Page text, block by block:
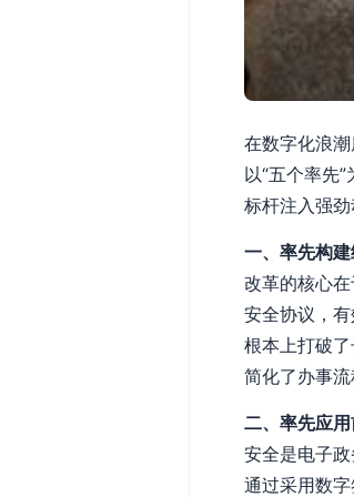
在数字化浪
以“五个率先
标杆注入强劲
一、率先构
改革的核心
安全协议，
根本上打破
简化了办事流
二、率先应
安全是电子
通过采用数